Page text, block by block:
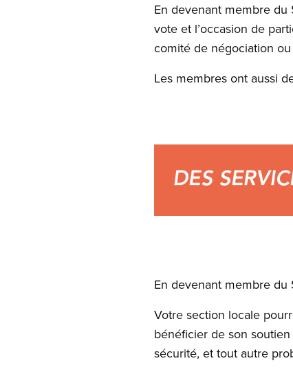
En devenant membre du
vote et l’occasion de
comité de négociation
Les membres ont aussi
En devenant membre
Votre section locale
bénéficier de son
sécurité, et tout autre